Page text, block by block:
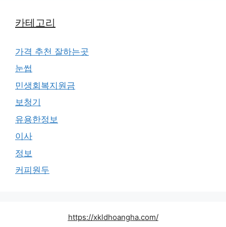
카테고리
가격 추천 잘하는곳
눈썹
민생회복지원금
보청기
유용한정보
이사
정보
커피원두
https://xkldhoangha.com/